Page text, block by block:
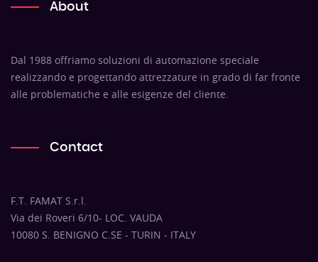
About
Dal 1988 offriamo soluzioni di automazione speciale
realizzando e progettando attrezzature in grado di far fronte
alle problematiche e alle esigenze del cliente.
Contact
F.T. FAMAT S.r.l.
Via dei Roveri 6/10- LOC. VAUDA
10080 S. BENIGNO C.SE - TURIN - ITALY